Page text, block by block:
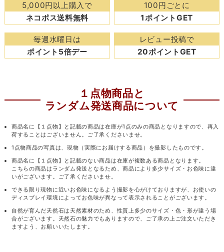
5,000円以上購入で
ネコポス送料無料
100円ごとに
1ポイントGET
毎週水曜日は
ポイント5倍デー
レビュー投稿で
20ポイントGET
１点物商品と
ランダム発送商品について
商品名に【１点物】と記載の商品は在庫が1点のみの商品となりますので、再入
荷することはございません。ご了承くださいませ。
1点物商品の写真は、現物（実際にお届けする商品）を撮影したものです。
商品名に【１点物】と記載のない商品は在庫が複数ある商品となります。
こちらの商品はランダム発送となるため、商品により多少サイズ・お色味に違
いがございます。ご了承くださいませ。
できる限り現物に近いお色味になるよう撮影を心がけておりますが、お使いの
ディスプレイ環境によってお色味が異なって表示されることがございます。
自然が育んだ天然石は天然素材のため、性質上多少のサイズ・色・形が違う場
合がございます。天然石の魅力でもありますので、ご了承の上ご注文いただき
ますよう、お願いいたします。